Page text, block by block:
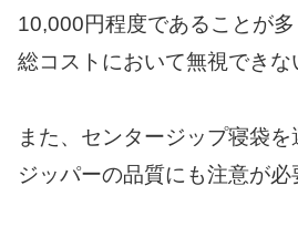
10,000円程度であることが
総コストにおいて無視できな
また、センタージップ寝袋を
ジッパーの品質にも注意が必